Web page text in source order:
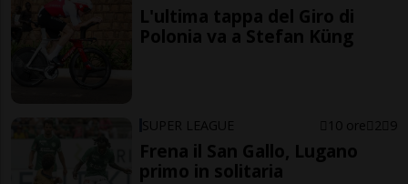
L'ultima tappa del Giro di
Polonia va a Stefan Küng
SUPER LEAGUE 10 ore 2 9
Frena il San Gallo, Lugano
primo in solitaria